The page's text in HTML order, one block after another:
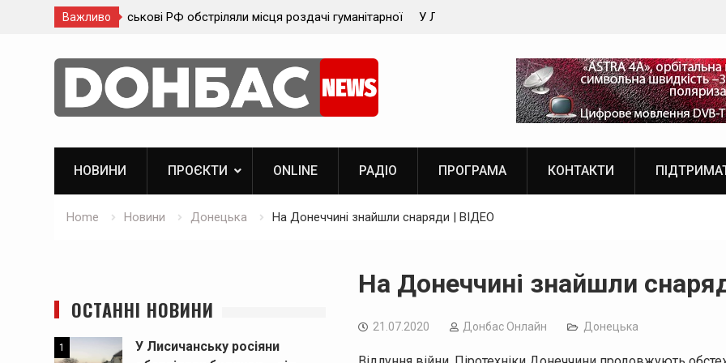
Важливо
гуманітарної
У Лисичанську росіяни обстріляли будинок – під
НОВИНИ ПРОЄКТИ ОNLINE РАДІО ПРОГРАМА КОНТАКТИ
Home Новини Донецька На Донеччині знайшли снаряди | ВІДЕО
На Донеччині знайшли
21.07.2020 Дoнбас Онлайн Донецька
ОСТАННІ НОВИНИ
1
У Лисичанську росіяни